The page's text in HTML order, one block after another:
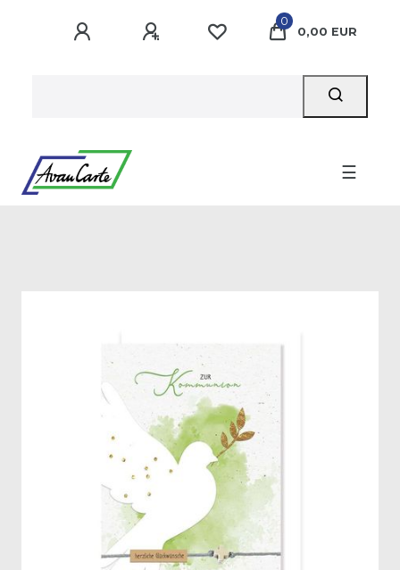
0
0,00 EUR
☰